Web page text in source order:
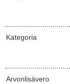
Kategoria
Arvonlisävero